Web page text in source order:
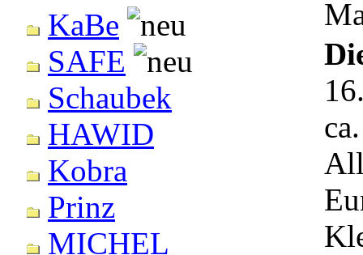
KaBe
SAFE
Schaubek
HAWID
Kobra
Prinz
MICHEL